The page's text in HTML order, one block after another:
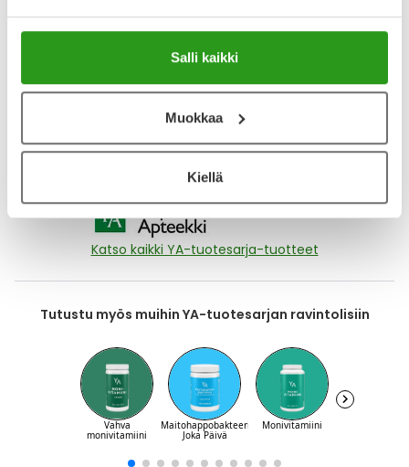
Salli kaikki
Muokkaa
Kiellä
20.5.2025
Katso kaikki YA-tuotesarja-tuotteet
Tutustu myös muihin YA-tuotesarjan ravintolisiin